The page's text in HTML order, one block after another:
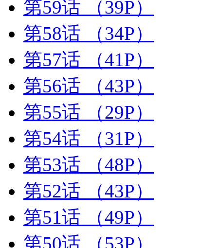
第59话
（39P）
第58话
（34P）
第57话
（41P）
第56话
（43P）
第55话
（29P）
第54话
（31P）
第53话
（48P）
第52话
（43P）
第51话
（49P）
第50话
（53P）